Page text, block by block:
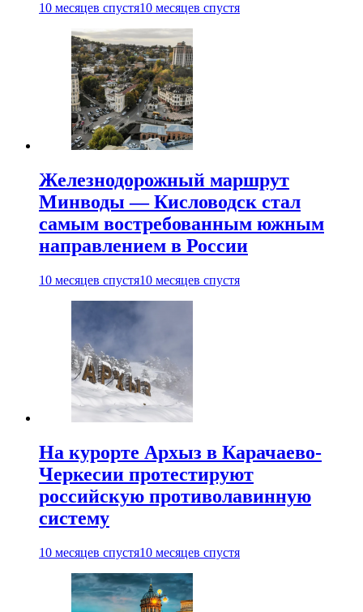
10 месяцев спустя10 месяцев спустя
Железнодорожный маршрут
Минводы — Кисловодск стал
самым востребованным южным
направлением в России
10 месяцев спустя10 месяцев спустя
На курорте Архыз в Карачаево-
Черкесии протестируют
российскую противолавинную
систему
10 месяцев спустя10 месяцев спустя